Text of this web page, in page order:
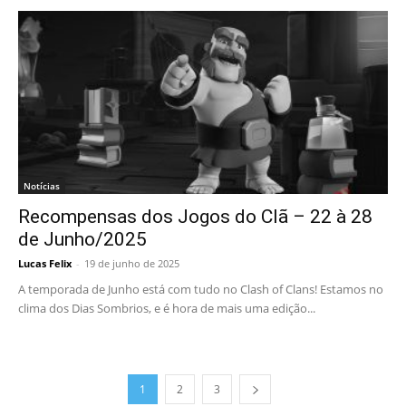
Notícias
Recompensas dos Jogos do Clã – 22 à 28
de Junho/2025
Lucas Felix - 19 de junho de 2025
A temporada de Junho está com tudo no Clash of Clans! Estamos no
clima dos Dias Sombrios, e é hora de mais uma edição...
1 2 3